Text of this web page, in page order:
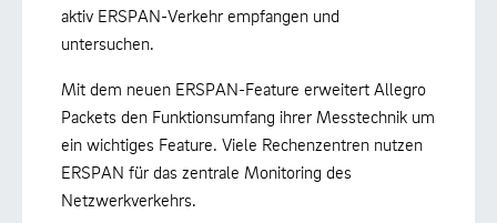
aktiv ERSPAN-Verkehr empfangen und
untersuchen.
Mit dem neuen ERSPAN-Feature erweitert Allegro
Packets den Funktionsumfang ihrer Messtechnik um
ein wichtiges Feature. Viele Rechenzentren nutzen
ERSPAN für das zentrale Monitoring des
Netzwerkverkehrs.